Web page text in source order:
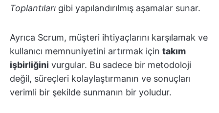
Toplantıları gibi yapılandırılmış aşamalar sunar.
Ayrıca Scrum, müşteri ihtiyaçlarını karşılamak ve
kullanıcı memnuniyetini artırmak için takım
işbirliğini vurgular. Bu sadece bir metodoloji
değil, süreçleri kolaylaştırmanın ve sonuçları
verimli bir şekilde sunmanın bir yoludur.